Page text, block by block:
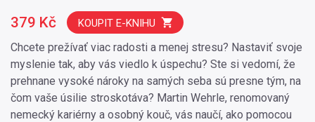
Chcete prežívať viac radosti a menej stresu? Nastaviť svoje
myslenie tak, aby vás viedlo k úspechu? Ste si vedomí, že
prehnane vysoké nároky na samých seba sú presne tým, na
čom vaše úsilie stroskotáva? Martin Wehrle, renomovaný
nemecký kariérny a osobný kouč, vás naučí, ako pomocou
379 Kč KOUPIT E-KNIHU